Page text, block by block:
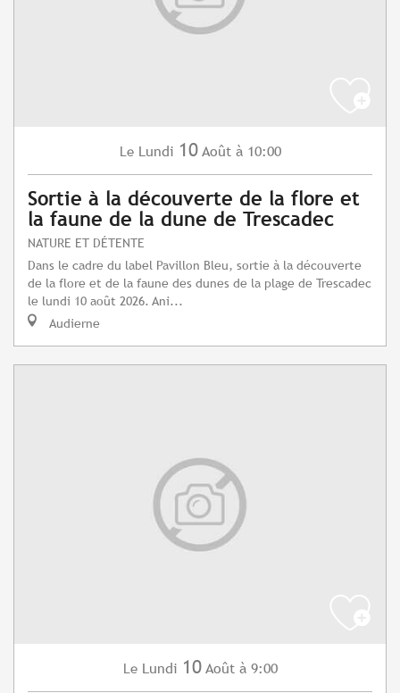
Le Lundi 10 Août à 10:00
Sortie à la découverte de la flore et
la faune de la dune de Trescadec
NATURE ET DÉTENTE
Dans le cadre du label Pavillon Bleu, sortie à la découverte
de la flore et de la faune des dunes de la plage de Trescadec
le lundi 10 août 2026. Ani...
Audierne
Le Lundi 10 Août à 9:00